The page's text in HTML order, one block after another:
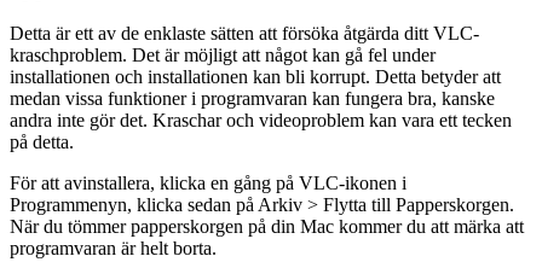
Detta är ett av de enklaste sätten att försöka åtgärda ditt VLC-
kraschproblem. Det är möjligt att något kan gå fel under
installationen och installationen kan bli korrupt. Detta betyder att
medan vissa funktioner i programvaran kan fungera bra, kanske
andra inte gör det. Kraschar och videoproblem kan vara ett tecken
på detta.
För att avinstallera, klicka en gång på VLC-ikonen i
Programmenyn, klicka sedan på Arkiv > Flytta till Papperskorgen.
När du tömmer papperskorgen på din Mac kommer du att märka att
programvaran är helt borta.